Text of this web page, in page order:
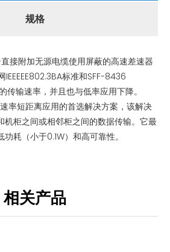
规格
接附加无源电缆使用屏蔽的高速差速器
标准和SFF-8436
传输速率，并且也与低率应用下降。
率短距离应用的首选解决方案，该解决
机柜之间或相邻柜之间的数据传输。它最
耗（小于0.1W）和高可靠性。
相关产品